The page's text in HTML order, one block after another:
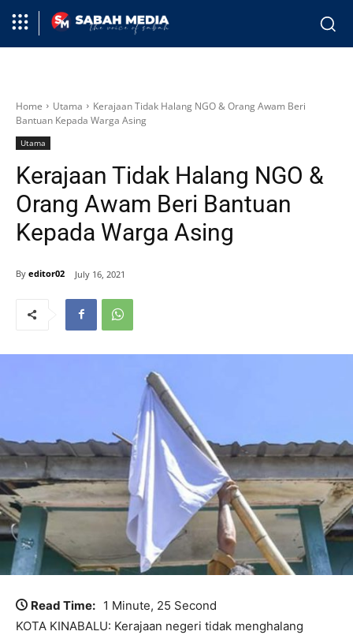
Home Utama
Kerajaan Tidak Halang NGO & Orang Awam Beri
Bantuan Kepada Warga Asing
Utama
Kerajaan Tidak Halang NGO &
Orang Awam Beri Bantuan
Kepada Warga Asing
By editor02 July 16, 2021
Read Time: 1 Minute, 25 Second
KOTA KINABALU: Kerajaan negeri tidak menghalang